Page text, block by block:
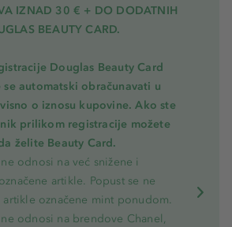
IZNAD 30 € + DO DODATNIH
BEAUTY CARD.
Douglas Beauty Card
se automatski obračunavati u
o iznosu kupovine. Ako ste
prilikom registracije možete
želite Beauty Card.
odnosi na već snižene i
artikle. Popust se ne
artikle označene mint ponudom.
ne odnosi na brendove Chanel,